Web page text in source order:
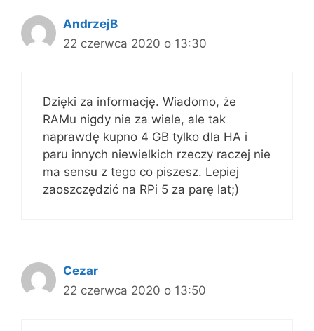
AndrzejB
22 czerwca 2020 o 13:30
Dzięki za informację. Wiadomo, że
RAMu nigdy nie za wiele, ale tak
naprawdę kupno 4 GB tylko dla HA i
paru innych niewielkich rzeczy raczej nie
ma sensu z tego co piszesz. Lepiej
zaoszczędzić na RPi 5 za parę lat;)
Cezar
22 czerwca 2020 o 13:50